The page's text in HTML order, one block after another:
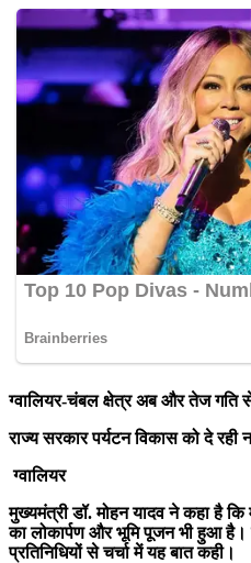
ग्वालियर-चंबल क्षेत्र अब और तेज गति
राज्य सरकार पर्यटन विकास को दे रही
ग्वालियर
मुख्यमंत्री डॉ. मोहन यादव ने कहा है
का लोकार्पण और भूमि पूजन भी हुआ है।
प्रतिनिधियों से चर्चा में यह बात कही।